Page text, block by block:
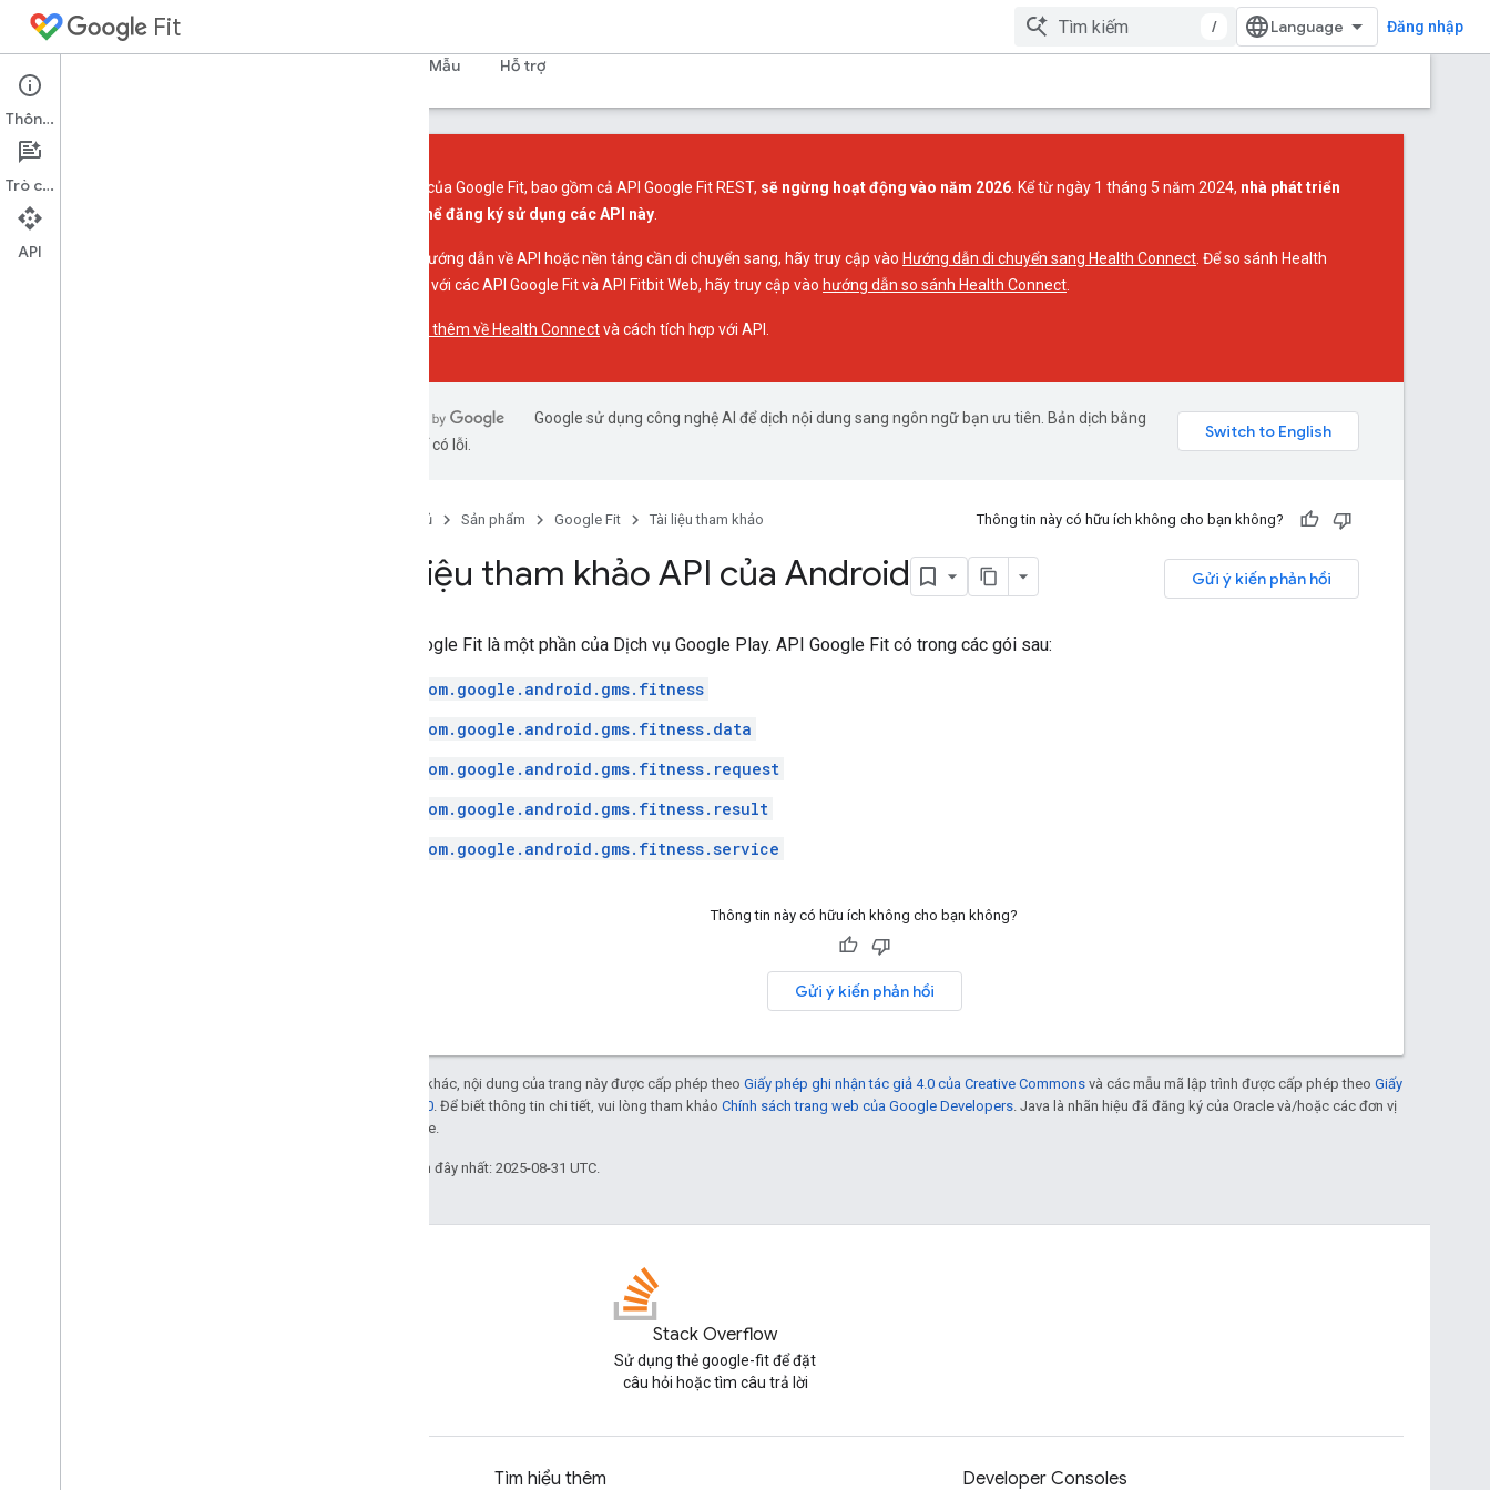
Fit / Đăng nhập
Mẫu Hỗ trợ
API Fit cho Android
Các API của Google Fit, bao gồm cả API Google Fit REST, sẽ ngừng hoạt động vào năm 2026 . Kể từ ngày 1 tháng 5 năm 2024, nhà phát triển
không thể đăng ký sử dụng các API này
Để biết hướng dẫn về API hoặc nền tảng cần di chuyển sang, hãy truy cập vào Hướng dẫn di chuyển sang Health Connect . Để so sánh Health
Connect với các API Google Fit và API Fitbit Web, hãy truy cập vào hướng dẫn so sánh Health Connect
Tìm hiểu thêm về Health Connectvà cách tích hợp với API.
Google sử dụng công nghệ AI để dịch nội dung sang ngôn ngữ bạn ưu tiên. Bản dịch bằng
AI có thể có lỗi.
Trang chủ Sản phẩm Google Fit Tài liệu tham khảo Thông tin này có hữu ích không cho bạn không?
Gửi ý kiến phản hồi
Tài liệu tham khảo API của Android
API Google Fit là một phần của Dịch vụ Google Play. API Google Fit có trong các gói sau:
com.google.android.gms.fitness
com.google.android.gms.fitness.data
com.google.android.gms.fitness.request
com.google.android.gms.fitness.result
com.google.android.gms.fitness.service
Thông tin này có hữu ích không cho bạn không?
Gửi ý kiến phản hồi
Trừ phi có lưu ý khác, nội dung của trang này được cấp phép theo Giấy phép ghi nhận tác giả 4.0 của Creative Commons và các mẫu mã lập trình được cấp phép theo Giấy
phép Apache 2.0 . Để biết thông tin chi tiết, vui lòng tham khảo Chính sách trang web của Google Developers . Java là nhãn hiệu đã đăng ký của Oracle và/hoặc các đơn vị
liên kết với Oracle.
Cập nhật lần gần đây nhất: 2025-08-31 UTC.
Stack Overflow
Sử dụng thẻ google-fit để đặt
câu hỏi hoặc tìm câu trả lời
Tìm hiểu thêm Developer Consoles
Thông tin
Trò chuyện
API